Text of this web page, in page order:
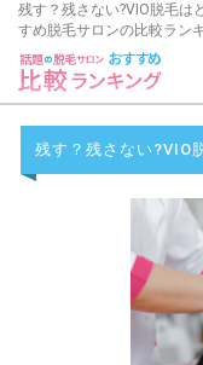
残す？残さない?VIO脱毛は
すめ脱毛サロンの比較ラン
残す？残さない?VIO